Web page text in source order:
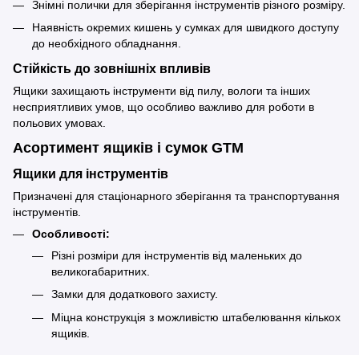
Знімні полички для зберігання інструментів різного розміру.
Наявність окремих кишень у сумках для швидкого доступу
до необхідного обладнання.
Стійкість до зовнішніх впливів
Ящики захищають інструменти від пилу, вологи та інших
несприятливих умов, що особливо важливо для роботи в
польових умовах.
Асортимент ящиків і сумок GTM
Ящики для інструментів
Призначені для стаціонарного зберігання та транспортування
інструментів.
Особливості:
Різні розміри для інструментів від маленьких до
великогабаритних.
Замки для додаткового захисту.
Міцна конструкція з можливістю штабелювання кількох
ящиків.